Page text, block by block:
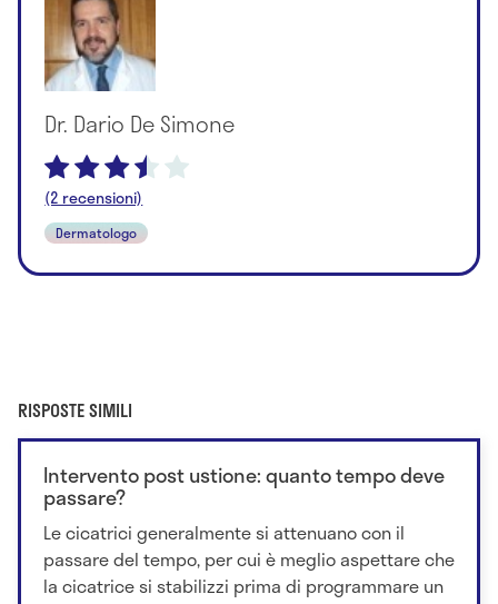
Dr. Dario De Simone
(2 recensioni)
Dermatologo
RISPOSTE SIMILI
Intervento post ustione: quanto tempo deve
passare?
Le cicatrici generalmente si attenuano con il
passare del tempo, per cui è meglio aspettare che
la cicatrice si stabilizzi prima di programmare un